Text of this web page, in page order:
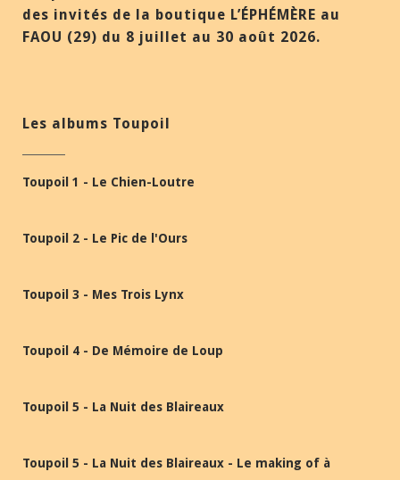
des invités de la boutique L’ÉPHÉMÈRE au
FAOU (29) du 8 juillet au 30 août 2026.
Les albums Toupoil
Toupoil 1 - Le Chien-Loutre
Toupoil 2 - Le Pic de l'Ours
Toupoil 3 - Mes Trois Lynx
Toupoil 4 - De Mémoire de Loup
Toupoil 5 - La Nuit des Blaireaux
Toupoil 5 - La Nuit des Blaireaux - Le making of à